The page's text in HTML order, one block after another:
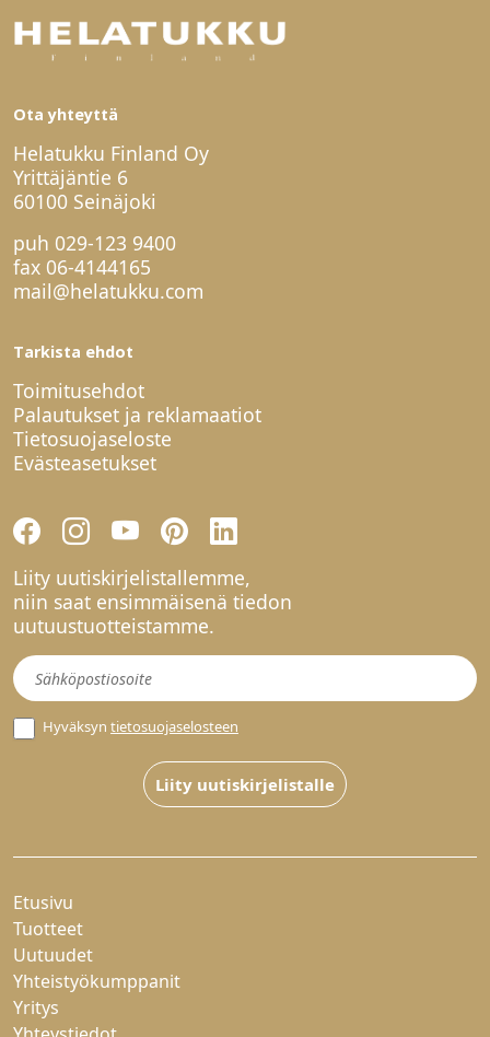
Ota yhteyttä
Helatukku Finland Oy
Yrittäjäntie 6
60100 Seinäjoki
puh 029-123 9400
fax 06-4144165
mail@helatukku.com
Tarkista ehdot
Toimitusehdot
Palautukset ja reklamaatiot
Tietosuojaseloste
Evästeasetukset
Liity uutiskirjelistallemme,
niin saat ensimmäisenä tiedon
uutuustuotteistamme.
Uutiskirje
Hyväksyn tietosuojaselosteen
Liity uutiskirjelistalle
Etusivu
Tuotteet
Uutuudet
Yhteistyökumppanit
Yritys